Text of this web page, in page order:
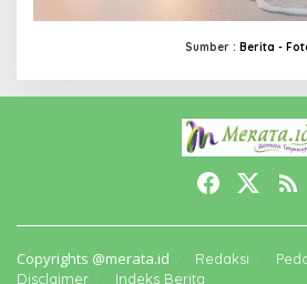
Sumber : Berita -
Copyrights @merata.id Redaksi
Disclaimer
Indeks Berita